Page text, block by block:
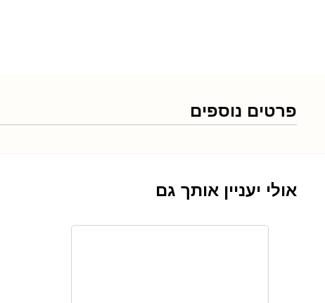
פרטים נוספים
אולי יעניין אותך גם